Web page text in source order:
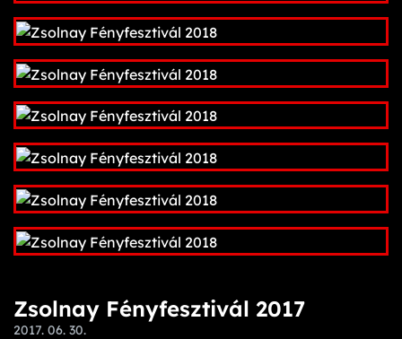
Zsolnay Fényfesztivál 2017
2017. 06. 30.